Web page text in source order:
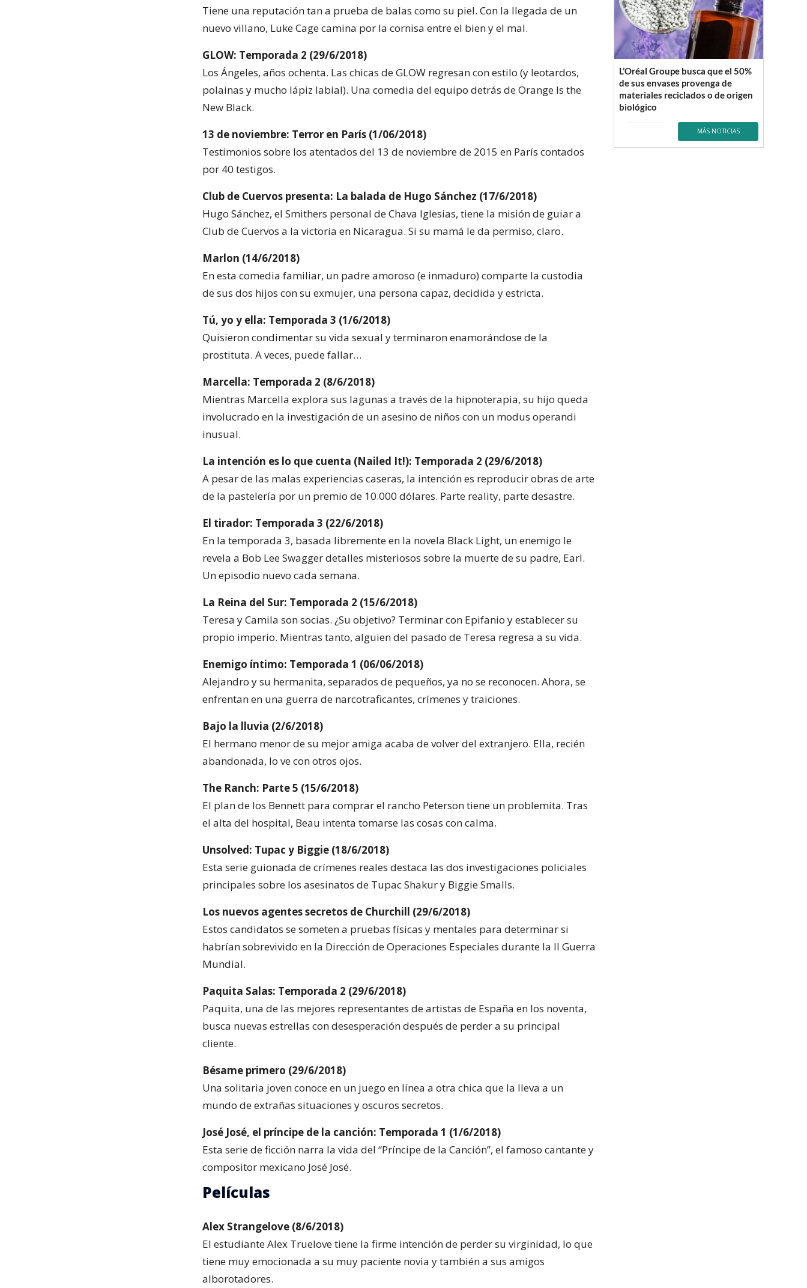
Tiene una reputación tan a prueba de balas como su piel. Con la llegada de un
nuevo villano, Luke Cage camina por la cornisa entre el bien y el mal.
GLOW: Temporada 2 (29/6/2018)
Los Ángeles, años ochenta. Las chicas de GLOW regresan con estilo (y leotardos,
polainas y mucho lápiz labial). Una comedia del equipo detrás de Orange Is the
New Black.
13 de noviembre: Terror en París (1/06/2018)
Testimonios sobre los atentados del 13 de noviembre de 2015 en París contados
por 40 testigos.
Club de Cuervos presenta: La balada de Hugo Sánchez (17/6/2018)
Hugo Sánchez, el Smithers personal de Chava Iglesias, tiene la misión de guiar a
Club de Cuervos a la victoria en Nicaragua. Si su mamá le da permiso, claro.
Marlon (14/6/2018)
En esta comedia familiar, un padre amoroso (e inmaduro) comparte la custodia
de sus dos hijos con su exmujer, una persona capaz, decidida y estricta.
Tú, yo y ella: Temporada 3 (1/6/2018)
Quisieron condimentar su vida sexual y terminaron enamorándose de la
prostituta. A veces, puede fallar…
Marcella: Temporada 2 (8/6/2018)
Mientras Marcella explora sus lagunas a través de la hipnoterapia, su hijo queda
involucrado en la investigación de un asesino de niños con un modus operandi
inusual.
La intención es lo que cuenta (Nailed It!): Temporada 2 (29/6/2018)
A pesar de las malas experiencias caseras, la intención es reproducir obras de arte
de la pastelería por un premio de 10.000 dólares. Parte reality, parte desastre.
El tirador: Temporada 3 (22/6/2018)
En la temporada 3, basada libremente en la novela Black Light, un enemigo le
revela a Bob Lee Swagger detalles misteriosos sobre la muerte de su padre, Earl.
Un episodio nuevo cada semana.
La Reina del Sur: Temporada 2 (15/6/2018)
Teresa y Camila son socias. ¿Su objetivo? Terminar con Epifanio y establecer su
propio imperio. Mientras tanto, alguien del pasado de Teresa regresa a su vida.
Enemigo íntimo: Temporada 1 (06/06/2018)
Alejandro y su hermanita, separados de pequeños, ya no se reconocen. Ahora, se
enfrentan en una guerra de narcotraficantes, crímenes y traiciones.
Bajo la lluvia (2/6/2018)
El hermano menor de su mejor amiga acaba de volver del extranjero. Ella, recién
abandonada, lo ve con otros ojos.
The Ranch: Parte 5 (15/6/2018)
El plan de los Bennett para comprar el rancho Peterson tiene un problemita. Tras
el alta del hospital, Beau intenta tomarse las cosas con calma.
Unsolved: Tupac y Biggie (18/6/2018)
Esta serie guionada de crímenes reales destaca las dos investigaciones policiales
principales sobre los asesinatos de Tupac Shakur y Biggie Smalls.
Los nuevos agentes secretos de Churchill (29/6/2018)
Estos candidatos se someten a pruebas físicas y mentales para determinar si
habrían sobrevivido en la Dirección de Operaciones Especiales durante la II Guerra
Mundial.
Paquita Salas: Temporada 2 (29/6/2018)
Paquita, una de las mejores representantes de artistas de España en los noventa,
busca nuevas estrellas con desesperación después de perder a su principal
cliente.
Bésame primero (29/6/2018)
Una solitaria joven conoce en un juego en línea a otra chica que la lleva a un
mundo de extrañas situaciones y oscuros secretos.
José José, el príncipe de la canción: Temporada 1 (1/6/2018)
Esta serie de ficción narra la vida del “Príncipe de la Canción”, el famoso cantante y
compositor mexicano José José.
Películas
Alex Strangelove (8/6/2018)
El estudiante Alex Truelove tiene la firme intención de perder su virginidad, lo que
tiene muy emocionada a su muy paciente novia y también a sus amigos
alborotadores.
L’Oréal Groupe busca que el 50%
de sus envases provenga de
materiales reciclados o de origen
biológico
MÁS NOTICIAS